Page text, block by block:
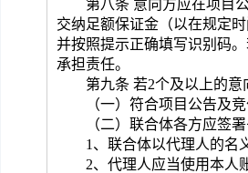
第八条 意向方应在项目
交纳足额保证金（以在规定
并按照提示正确填写识别码。
承担责任。
第九条 若2个及以上的
（一）符合项目 公告及
（二）联合体各方应签
1 、联合体以代理人的名
2、代理人应当使用本人